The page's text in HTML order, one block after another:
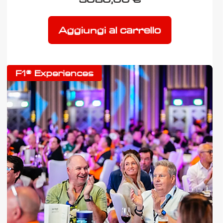
Aggiungi al carrello
F1® Experiences